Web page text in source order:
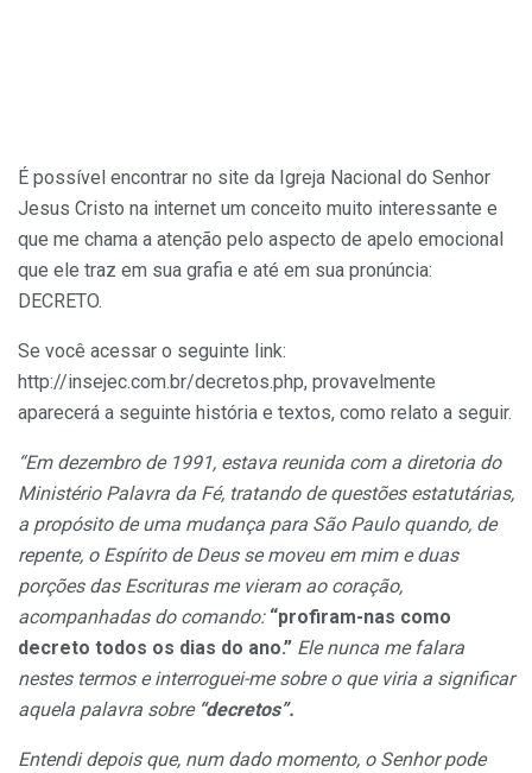
É possível encontrar no site da Igreja Nacional do Senhor
Jesus Cristo na internet um conceito muito interessante e
que me chama a atenção pelo aspecto de apelo emocional
que ele traz em sua grafia e até em sua pronúncia:
DECRETO.
Se você acessar o seguinte link:
http://insejec.com.br/decretos.php, provavelmente
aparecerá a seguinte história e textos, como relato a seguir.
“Em dezembro de 1991, estava reunida com a diretoria do
Ministério Palavra da Fé, tratando de questões estatutárias,
a propósito de uma mudança para São Paulo quando, de
repente, o Espírito de Deus se moveu em mim e duas
porções das Escrituras me vieram ao coração,
acompanhadas do comando: “profiram-nas como
decreto todos os dias do ano.” Ele nunca me falara
nestes termos e interroguei-me sobre o que viria a significar
aquela palavra sobre “decretos”.
Entendi depois que, num dado momento, o Senhor pode